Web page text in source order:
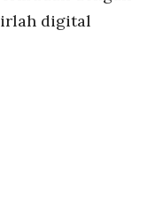
digital